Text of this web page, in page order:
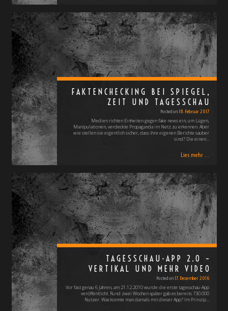
FAKTENCHECKING BEI SPIEGEL,
ZEIT UND TAGESSCHAU
Posted on 18. Februar 2017
Medien richten Einheiten gegen fake news ein, um Lügen,
Manipulationen, verdeckte Propaganda im Netz zu erkennen. Aber
wie stellen sie eigentlich sicher, dass ihre eigenen Berichte sauber
sind? Die einen…
Lies mehr ...
TAGESSCHAU-APP 2.0 –
VERTIKAL UND MEHR VIDEO
Posted on 17. Dezember 2016
Vor fast genau 6 Jahren, am 21.12.2010 wurde die erste tagesschau-App
veröffentlicht. Rund zwei Wochen später gab es bereits 730.000
Nutzer. Was konnte man damals mit dieser App? Im Prinzip…